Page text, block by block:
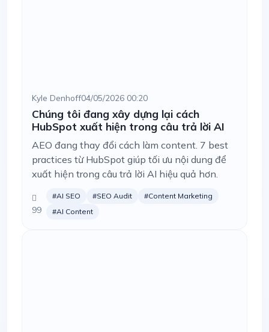
Kyle Denhoff04/05/2026 00:20
Chúng tôi đang xây dựng lại cách
HubSpot xuất hiện trong câu trả lời AI
AEO đang thay đổi cách làm content. 7 best
practices từ HubSpot giúp tối ưu nội dung để
xuất hiện trong câu trả lời AI hiệu quả hơn.
99
#AI SEO #SEO Audit
#Content Marketing
#AI Content